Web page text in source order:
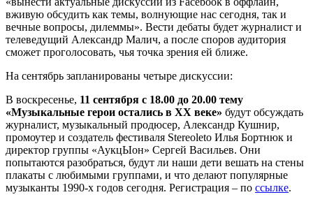
вживую обсудить как темы, волнующие нас сегодня, так и
вечные вопросы, дилеммы». Вести дебаты будет журналист и
телеведущий Александр Малич, а после споров аудитория
сможет проголосовать, чья точка зрения ей ближе.
На сентябрь запланированы четыре дискуссии:
В воскресенье, 11 сентября с 18.00 до 20.00 тему
«Музыкальные герои остались в XX веке» будут обсуждать
журналист, музыкальный продюсер, Александр Кушнир,
промоутер и создатель фестиваля Stereoleto Илья Бортнюк и
директор группы «АукцЫон» Сергей Васильев. Они
попытаются разобраться, будут ли наши дети вешать на стены
плакаты с любимыми группами, и что делают популярные
музыканты 1990-х годов сегодня. Регистрация – по ссылке.